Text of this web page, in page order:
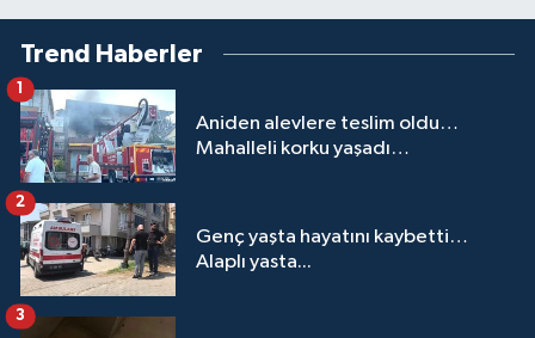
Trend Haberler
Aniden alevlere teslim oldu…
Mahalleli korku yaşadı…
1
Genç yaşta hayatını kaybetti…
Alaplı yasta...
2
3